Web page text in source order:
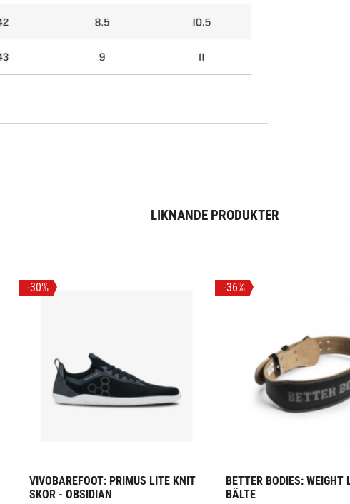
LIKNANDE PRODUKTER
VIVOBAREFOOT: PRIMUS LITE KNIT
SKOR - OBSIDIAN
30%
BETTER BODIES: WEIGHT
BÄLTE
36%